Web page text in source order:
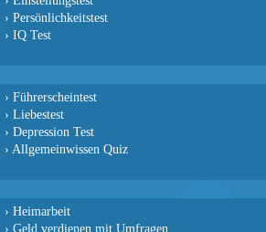
› Persönlichkeitstest
› IQ Test
› Führerscheintest
› Liebestest
› Depression Test
› Allgemeinwissen Quiz
› Heimarbeit
› Geld verdienen mit Umfragen